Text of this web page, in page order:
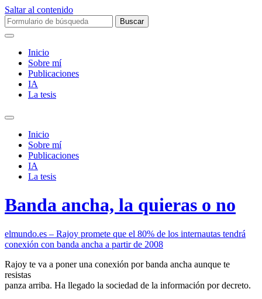
Saltar al contenido
Buscar:
Inicio
Sobre mí­
Publicaciones
IA
La tesis
Alternar
campo
búsqueda
Inicio
Sobre mí­
Publicaciones
IA
La tesis
Banda ancha, la quieras o no
elmundo.es – Rajoy promete que el 80% de los internautas tendrá
conexión con banda ancha a partir de 2008
Rajoy te va a poner una conexión por banda ancha aunque te
resistas
panza arriba. Ha llegado la sociedad de la información por decreto.